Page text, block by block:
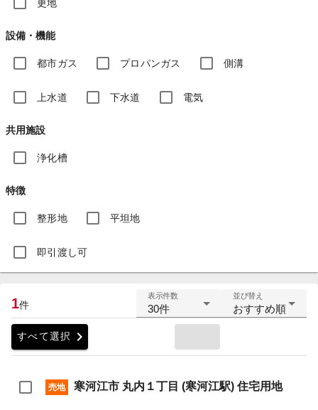
更地
設備・機能
都市ガス プロパンガス 側溝
上水道 下水道 電気
共用施設
浄化槽
特徴
整形地 平坦地
即引渡し可
1件
表示件数
30件
並び替え
おすすめ順
すべて選択 chevron_right
売地 寒河江市 丸内１丁目 (寒河江駅) 住宅用地